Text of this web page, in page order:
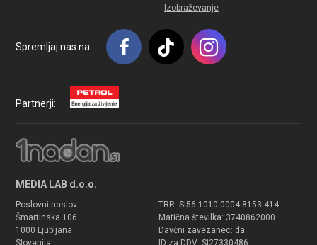
Izobraževanje
Spremljaj nas na:
Partnerji:
MEDIA LAB d.o.o.
Poslovni naslov:
Šmartinska 106
1000 Ljubljana
Slovenija
TRR: SI56 1010 0004 8153 414
Matična številka: 3740862000
Davčni zavezanec: da
ID za DDV: SI27330486